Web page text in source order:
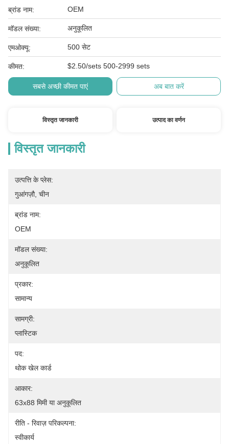
ब्रांड नाम: OEM
मॉडल संख्या: अनुकूलित
एमओक्यू: 500 सेट
कीमत: $2.50/sets 500-2999 sets
सबसे अच्छी कीमत पाएं अब बात करें
विस्तृत जानकारी उत्पाद का वर्णन
विस्तृत जानकारी
उत्पत्ति के प्लेस:
गुआंगज़ौ, चीन
ब्रांड नाम:
OEM
मॉडल संख्या:
अनुकूलित
प्रकार:
सामान्य
सामग्री:
प्लास्टिक
पद:
थोक खेल कार्ड
आकार:
63x88 मिमी या अनुकूलित
रीति - रिवाज़ परिकल्पना:
स्वीकार्य